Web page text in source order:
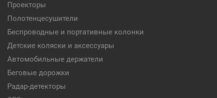
Проекторы
Полотенцесушители
Беспроводные и портативные колонки
Детские коляски и аксессуары
Автомобильные держатели
Беговые дорожки
Радар-детекторы